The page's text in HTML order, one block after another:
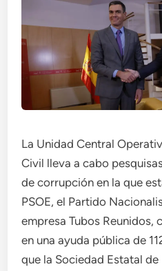
La Unidad Central
Civil lleva a cabo
de corrupción en la que
PSOE, el Partido
empresa Tubos Reunidos,
en una ayuda pública de
que la Sociedad Estatal